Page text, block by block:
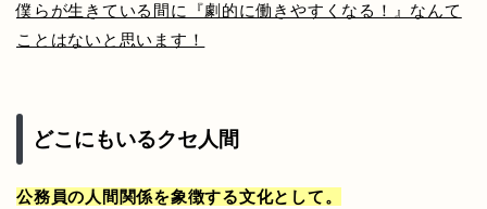
僕らが生きている間に『劇的に働きやすくなる！』なんて
ことはないと思います！
どこにもいるクセ人間
公務員の人間関係を象徴する文化として。